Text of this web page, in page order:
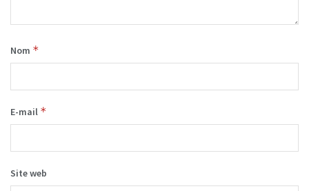
Nom *
E-mail *
Site web